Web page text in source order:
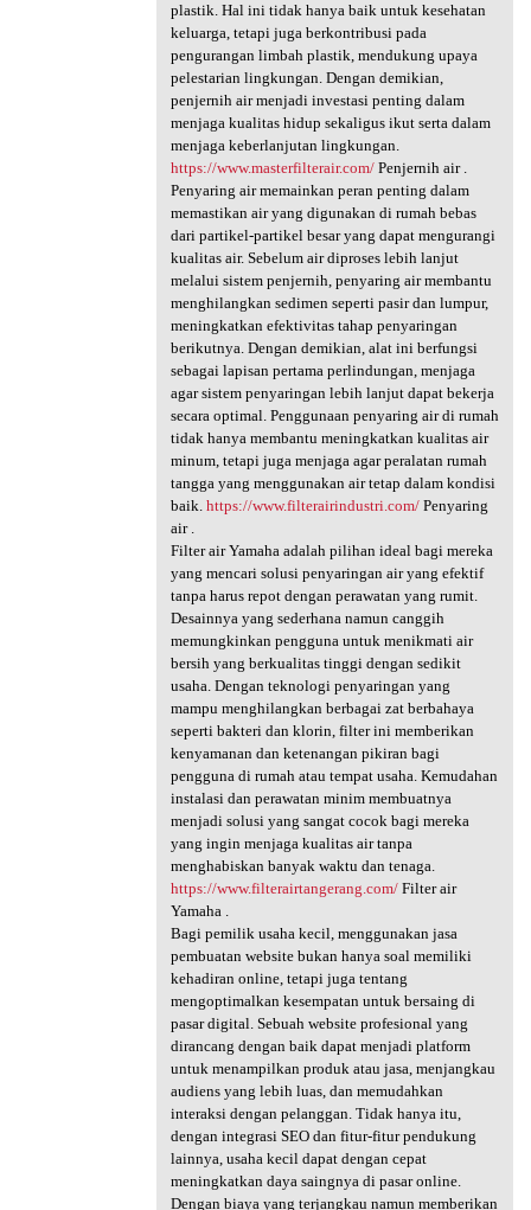
plastik. Hal ini tidak hanya baik untuk kesehatan
keluarga, tetapi juga berkontribusi pada
pengurangan limbah plastik, mendukung upaya
pelestarian lingkungan. Dengan demikian,
penjernih air menjadi investasi penting dalam
menjaga kualitas hidup sekaligus ikut serta dalam
menjaga keberlanjutan lingkungan.
https://www.masterfilterair.com/Penjernih air .
Penyaring air memainkan peran penting dalam
memastikan air yang digunakan di rumah bebas
dari partikel-partikel besar yang dapat mengurangi
kualitas air. Sebelum air diproses lebih lanjut
melalui sistem penjernih, penyaring air membantu
menghilangkan sedimen seperti pasir dan lumpur,
meningkatkan efektivitas tahap penyaringan
berikutnya. Dengan demikian, alat ini berfungsi
sebagai lapisan pertama perlindungan, menjaga
agar sistem penyaringan lebih lanjut dapat bekerja
secara optimal. Penggunaan penyaring air di rumah
tidak hanya membantu meningkatkan kualitas air
minum, tetapi juga menjaga agar peralatan rumah
tangga yang menggunakan air tetap dalam kondisi
baik. https://www.filterairindustri.com/Penyaring
air .
Filter air Yamaha adalah pilihan ideal bagi mereka
yang mencari solusi penyaringan air yang efektif
tanpa harus repot dengan perawatan yang rumit.
Desainnya yang sederhana namun canggih
memungkinkan pengguna untuk menikmati air
bersih yang berkualitas tinggi dengan sedikit
usaha. Dengan teknologi penyaringan yang
mampu menghilangkan berbagai zat berbahaya
seperti bakteri dan klorin, filter ini memberikan
kenyamanan dan ketenangan pikiran bagi
pengguna di rumah atau tempat usaha. Kemudahan
instalasi dan perawatan minim membuatnya
menjadi solusi yang sangat cocok bagi mereka
yang ingin menjaga kualitas air tanpa
menghabiskan banyak waktu dan tenaga.
https://www.filterairtangerang.com/Filter air
Yamaha .
Bagi pemilik usaha kecil, menggunakan jasa
pembuatan website bukan hanya soal memiliki
kehadiran online, tetapi juga tentang
mengoptimalkan kesempatan untuk bersaing di
pasar digital. Sebuah website profesional yang
dirancang dengan baik dapat menjadi platform
untuk menampilkan produk atau jasa, menjangkau
audiens yang lebih luas, dan memudahkan
interaksi dengan pelanggan. Tidak hanya itu,
dengan integrasi SEO dan fitur-fitur pendukung
lainnya, usaha kecil dapat dengan cepat
meningkatkan daya saingnya di pasar online.
Dengan biaya yang terjangkau namun memberikan